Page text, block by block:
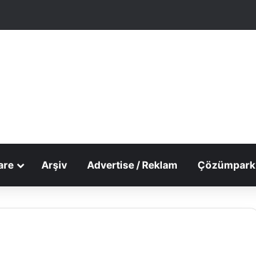
Arşiv Advertise / Reklam Çözümpark